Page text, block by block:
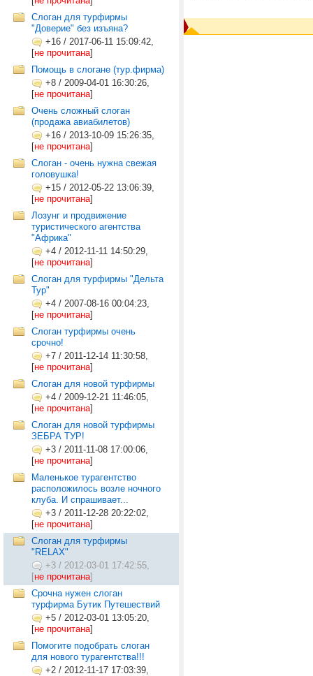
Слоган для турфирмы
"Доверие" без изъяна?
+16 / 2017-06-11 15:09:42,
[не прочитана]
Помощь в слогане (тур.фирма)
+8 / 2009-04-01 16:30:26,
[не прочитана]
Очень сложный слоган
(продажа авиабилетов)
+16 / 2013-10-09 15:26:35,
[не прочитана]
Слоган - очень нужна свежая
головушка!
+15 / 2012-05-22 13:06:39,
[не прочитана]
Лозунг и продвижение
туристического агентства
"Африка"
+4 / 2012-11-11 14:50:29,
[не прочитана]
Слоган для турфирмы "Дельта
Тур"
+4 / 2007-08-16 00:04:23,
[не прочитана]
Слоган турфирмы очень
срочно!
+7 / 2011-12-14 11:30:58,
[не прочитана]
Слоган для новой турфирмы
+4 / 2009-12-21 11:46:05,
[не прочитана]
Слоган для новой турфирмы
ЗЕБРА ТУР!
+3 / 2011-11-08 17:00:06,
[не прочитана]
Маленькое турагентство
расположилось возле ночного
клуба. И спрашивает...
+3 / 2011-12-28 20:22:02,
[не прочитана]
Слоган для турфирмы
"RELAX"
+3 / 2012-03-01 17:42:55,
[не прочитана]
Срочна нужен слоган
турфирма Бутик Путешествий
+5 / 2012-03-01 13:05:20,
[не прочитана]
Помогите подобрать слоган
для нового турагентства!!!
+2 / 2012-11-17 17:03:39,